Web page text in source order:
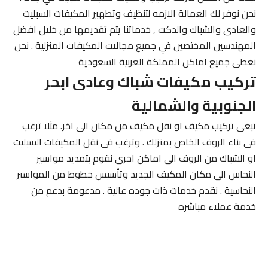
نحن نوفر لك العمالة الازمه لتنظيف وتطهير المكيفات السبليت
والعادى والشباك والدكت , خدماتنا يتم تقديمها من خلال افضل
المهندسين المختصين في جميع مجالات المكيفات المنزلية . نحن
نغطى جميع اماكن المملكة العربية السعودية
تركيب مكيفات شباك وعادى ابحر
الجنوبية والشمالية
تبغى تركيب مكيف او نقل مكيف من مكان الى اخر. مثلا ترغب
فى بناء الروف الخاص بمنزلك . وترغب فى نقل المكيفات السبليت
او الشباك من الروف الى اماكن اخرى نقوم بتمديد مواسير
النحاس الى مكان المكيف الجديد وتأسيس خطوط من المواسير
النحاسية . نقدم خدمات ذات جوده عالية . مدعومة بدعم من
خدمة عملاء مباشره